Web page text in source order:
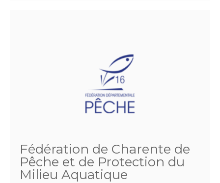
Fédération de Charente de
Pêche et de Protection du
Milieu Aquatique